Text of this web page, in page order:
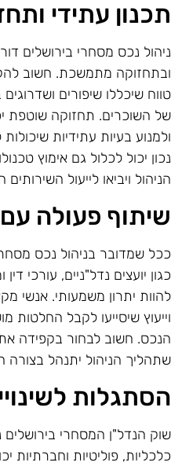
עתידי
נכס מסחרי בירושלים
מתמשכת. חשוב
שיכללו שיפורים
השוכרים. תחזוקה שוטפת
בעיות עתידיות
יכול לכלול גם אימוץ
ויביאו לייעול השירותים
פעולה
שמדובר בניהול נכס
יועצים נדל"ניים, עורכי
יתרון משמעותי. אנשי
שיסייעו לקבל החלטות
חשוב לבחור בקפידה
הניהול יתנהל בצורה
הנדל"ן המסחרי בירושלים
פוליטיות וחברתיות